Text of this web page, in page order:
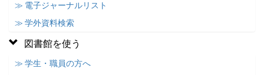
≫ 電子ジャーナルリスト
≫ 学外資料検索
図書館を使う
≫ 学生・職員の方へ